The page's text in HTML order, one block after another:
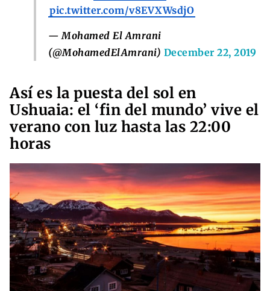
pic.twitter.com/v8EVXWsdjO
— Mohamed El Amrani
(@MohamedElAmrani) December 22, 2019
Así es la puesta del sol en
Ushuaia: el ‘fin del mundo’ vive el
verano con luz hasta las 22:00
horas